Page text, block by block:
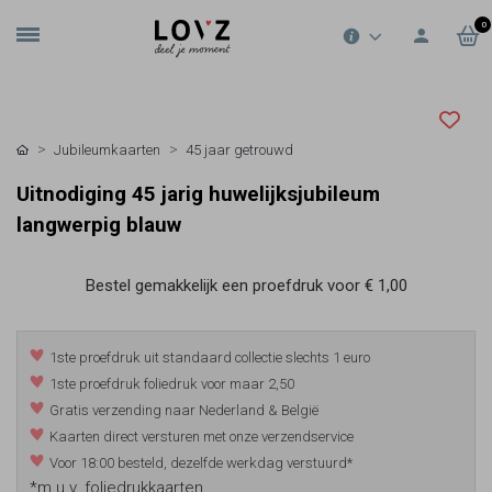
0
Jubileumkaarten 45 jaar getrouwd
Uitnodiging 45 jarig huwelijksjubileum
langwerpig blauw
Bestel gemakkelijk een proefdruk voor € 1,00
1ste proefdruk uit standaard collectie slechts 1 euro
1ste proefdruk foliedruk voor maar 2,50
Gratis verzending naar Nederland & België
Kaarten direct versturen met onze verzendservice
Voor 18:00 besteld, dezelfde werkdag verstuurd*
*m.u.v. foliedrukkaarten